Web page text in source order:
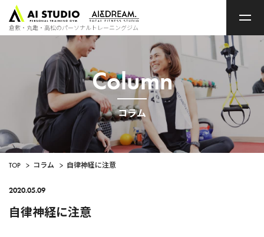
ッ
ペ
ー
ジ
倉敷・丸亀・高松のパーソナルトレーニングジム
Column
コラム
TOP > コラム > 自律神経に注意
2020.05.09
自律神経に注意